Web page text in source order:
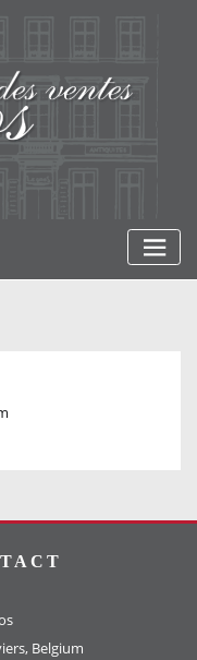
Belgium